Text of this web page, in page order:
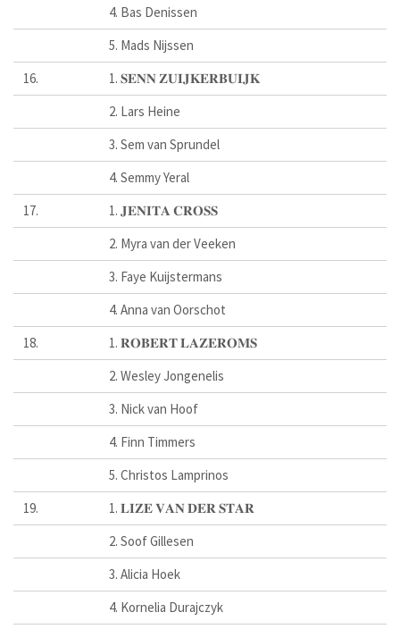
4. Bas Denissen
5. Mads Nijssen
16.
1. 𝐒𝐄𝐍𝐍 𝐙𝐔𝐈𝐉𝐊𝐄𝐑𝐁𝐔𝐈𝐉𝐊
2. Lars Heine
3. Sem van Sprundel
4. Semmy Yeral
17.
1. 𝐉𝐄𝐍𝐈𝐓𝐀 𝐂𝐑𝐎𝐒𝐒
2. Myra van der Veeken
3. Faye Kuijstermans
4. Anna van Oorschot
18.
1. 𝐑𝐎𝐁𝐄𝐑𝐓 𝐋𝐀𝐙𝐄𝐑𝐎𝐌𝐒
2. Wesley Jongenelis
3. Nick van Hoof
4. Finn Timmers
5. Christos Lamprinos
19.
1. 𝐋𝐈𝐙𝐄 𝐕𝐀𝐍 𝐃𝐄𝐑 𝐒𝐓𝐀𝐑
2. Soof Gillesen
3. Alicia Hoek
4. Kornelia Durajczyk